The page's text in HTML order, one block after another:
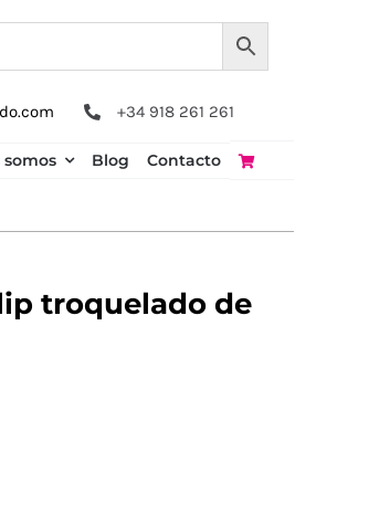
+34 918 261 261
Blog Contacto
troquelado de